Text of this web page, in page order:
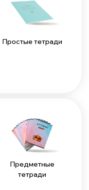
Простые тетради
Предметные
тетради